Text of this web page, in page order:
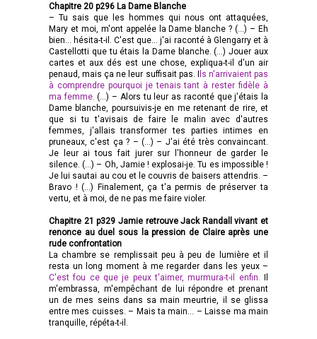
Chapitre 20 p296 La Dame Blanche
– Tu sais que les hommes qui nous ont attaquées,
Mary et moi, m'ont appelée la Dame blanche ? (…) – Eh
bien... hésita-t-il. C'est que... j'ai raconté à Glengarry et à
Castellotti que tu étais la Dame blanche. (…) Jouer aux
cartes et aux dés est une chose, expliqua-t-il d'un air
penaud, mais ça ne leur suffisait pas. I ls n'arrivaient pas
à comprendre pourquoi je tenais tant à rester fidèle à
ma femme. (…) – Alors tu leur as raconté que j'étais la
Dame blanche, poursuivis-je en me retenant de rire, et
que si tu t'avisais de faire le malin avec d'autres
femmes, j'allais transformer tes parties intimes en
pruneaux, c'est ça ? – (…) – J'ai été très convaincant.
Je leur ai tous fait jurer sur l'honneur de garder le
silence. (…) – Oh, Jamie ! explosai-je. Tu es impossible !
Je lui sautai au cou et le couvris de baisers attendris. –
Bravo ! (…) Finalement, ça t'a permis de préserver ta
vertu, et à moi, de ne pas me faire violer.
Chapitre 21 p329 Jamie retrouve Jack Randall vivant et
renonce au duel sous la pression de Claire après une
rude confrontation
La chambre se remplissait peu à peu de lumière et il
resta un long moment à me regarder dans les yeux –
C'est fou ce que je peux t'aimer, murmura-t-il enfin. Il
m'embrassa, m'empêchant de lui répondre et prenant
un de mes seins dans sa main meurtrie, il se glissa
entre mes cuisses. – Mais ta main... – Laisse ma main
tranquille, répéta-t-il.